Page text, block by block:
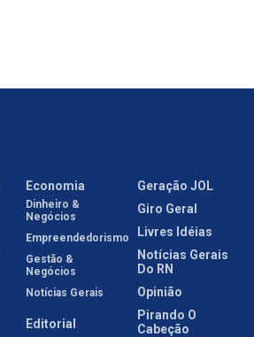
Economia
Dinheiro &
Negócios
Empreendedorismo
Gestão &
Negócios
Notícias Gerais
Editorial
Geração JOL
Giro Geral
Livres Idéias
Notícias Gerais
Do RN
Opinião
Pirando O
Cabeção